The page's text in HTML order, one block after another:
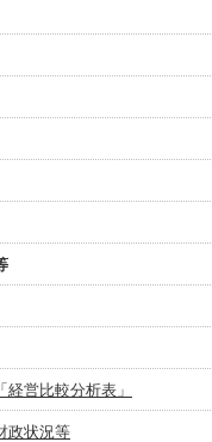
営比較分析表」
政状況等